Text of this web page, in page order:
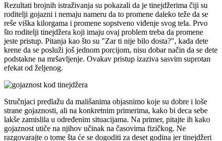
Rezultati brojnih istraživanja su pokazali da je tinejdžerima čiji su
roditelji gojazni i nemaju nameru da to promene daleko teže da se
reše viška kilorgama i promene sopstveno viđenje svog tela. Prvo
što roditelji tinejdžera koji imaju ovaj problem treba da promene
jeste pristup. Pitanja kao što su "Zar ti nije bilo dosta?", kada dete
krene da se posluži još jednom porcijom, nisu dobar način da se dete
podstakne na mršavljenje. Ovakav pristup izaziva sasvim suprotan
efekat od željenog.
Stručnjaci predlažu da mališanima objasnimo koje su dobre i loše
strane gojaznosti, ali na konkretnim primerima, kako bi deca sebe
lakše zamislila u određenim situacijama. Na primer, pitajte ih kako
gojaznost utiče na njihov učinak na časovima fizičkog. Ne
razgovarajte o tome šta će se dogoditi za deset godina jer tinejdžeri